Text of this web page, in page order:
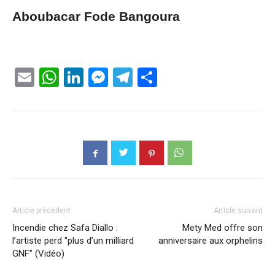
Aboubacar Fode Bangoura
EmailWhatsApp
LinkedIn
Messenger
Telegram
Article précédent
Incendie chez Safa Diallo :
l’artiste perd ‘’plus d’un milliard
GNF’’ (Vidéo)
Article suivant
Mety Med offre son
anniversaire aux orphelins